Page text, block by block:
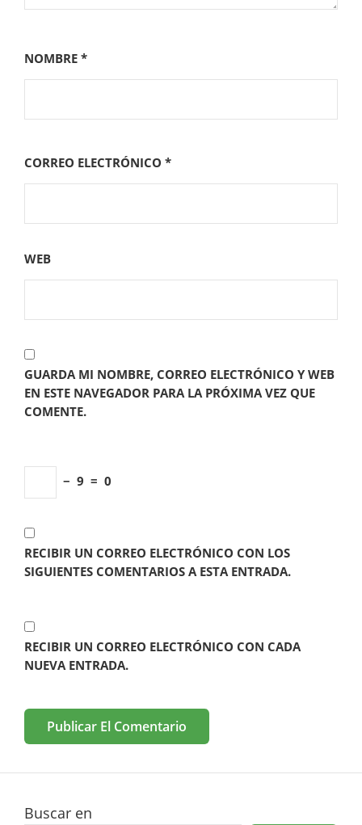
NOMBRE *
CORREO ELECTRÓNICO *
WEB
GUARDA MI NOMBRE, CORREO ELECTRÓNICO Y WEB
EN ESTE NAVEGADOR PARA LA PRÓXIMA VEZ QUE
COMENTE.
− 9 = 0
RECIBIR UN CORREO ELECTRÓNICO CON LOS
SIGUIENTES COMENTARIOS A ESTA ENTRADA.
RECIBIR UN CORREO ELECTRÓNICO CON CADA
NUEVA ENTRADA.
Buscar en